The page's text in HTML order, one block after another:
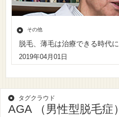
その他
脱毛、薄毛は治療できる時代に
2019年04月01日
タグクラウド
AGA （男性型脱毛症）